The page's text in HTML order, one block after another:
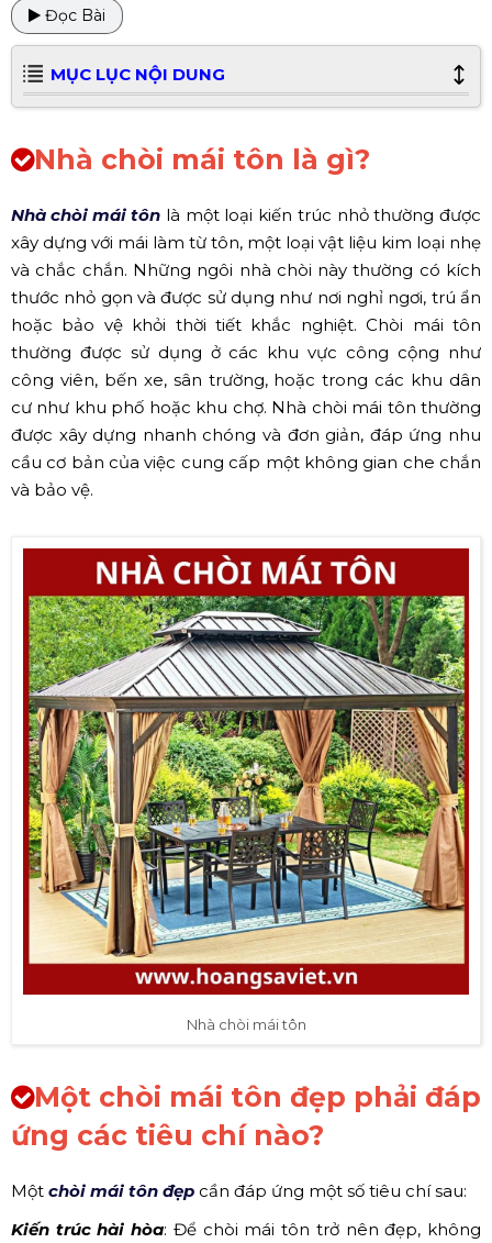
Đọc Bài
MỤC LỤC NỘI DUNG
Nhà chòi mái tôn là gì?
Nhà chòi mái tôn là một loại kiến trúc nhỏ thường được
xây dựng với mái làm từ tôn, một loại vật liệu kim loại nhẹ
và chắc chắn. Những ngôi nhà chòi này thường có kích
thước nhỏ gọn và được sử dụng như nơi nghỉ ngơi, trú ẩn
hoặc bảo vệ khỏi thời tiết khắc nghiệt. Chòi mái tôn
thường được sử dụng ở các khu vực công cộng như
công viên, bến xe, sân trường, hoặc trong các khu dân
cư như khu phố hoặc khu chợ. Nhà chòi mái tôn thường
được xây dựng nhanh chóng và đơn giản, đáp ứng nhu
cầu cơ bản của việc cung cấp một không gian che chắn
và bảo vệ.
Nhà chòi mái tôn
Một chòi mái tôn đẹp phải đáp
ứng các tiêu chí nào?
Một chòi mái tôn đẹp cần đáp ứng một số tiêu chí sau:
Kiến trúc hài hòa: Để chòi mái tôn trở nên đẹp, không